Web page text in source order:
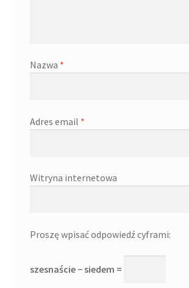
Nazwa *
Adres email *
Witryna internetowa
Proszę wpisać odpowiedź cyframi:
szesnaście − siedem =